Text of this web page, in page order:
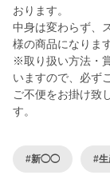
おります。
中身は変わらず、
様の商品になります
※取り扱い方法・
いますので、必ず
ご不便をお掛け致
す。
#新◯◯ #生